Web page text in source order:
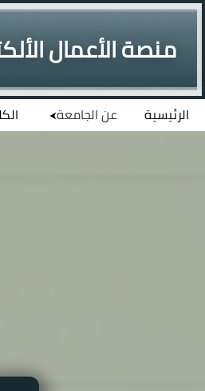
منصة الأعمال
الرئيسية عن الجامعة